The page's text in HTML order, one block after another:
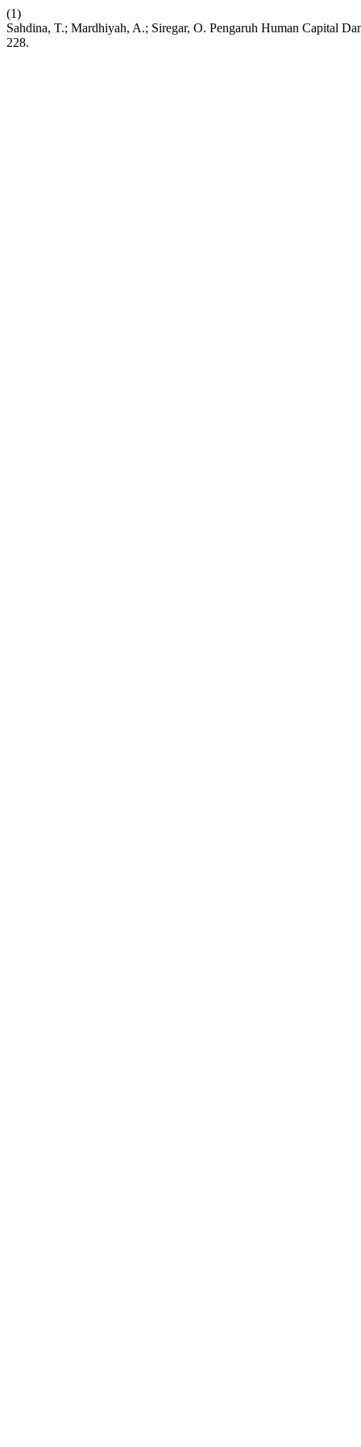
(1)
Sahdina, T.; Mardhiyah, A.; Siregar, O. Pengaruh Human Capital
228.